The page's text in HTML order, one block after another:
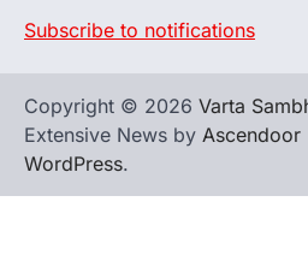
Subscribe to notifications
Copyright © 2026 Varta
Extensive News by Ascendoor
WordPress.